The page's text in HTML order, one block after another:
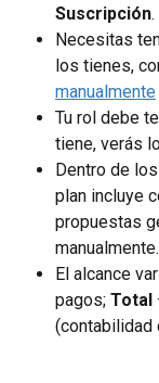
Suscripción.
Necesitas
los tienes,
manualmente
Tu rol debe
tiene, verás
Dentro de
plan incluye
propuestas
manualmente.
El alcance
pagos; Total
(contabilidad